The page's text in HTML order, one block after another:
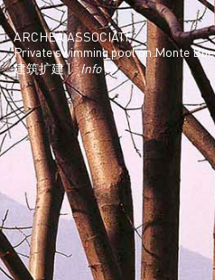
ARCHEA ASSOCIATI
项目
政策
Private swimming pool on Monte Bue
建筑扩建 | Info →